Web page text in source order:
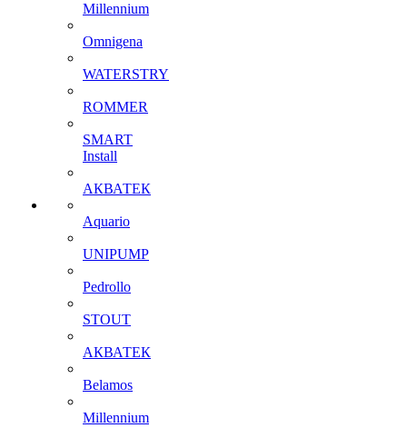
Millennium
Omnigena
WATERSTRY
ROMMER
SMART
Install
АКВАТЕК
Aquario
UNIPUMP
Pedrollo
STOUT
АКВАТЕК
Belamos
Millennium